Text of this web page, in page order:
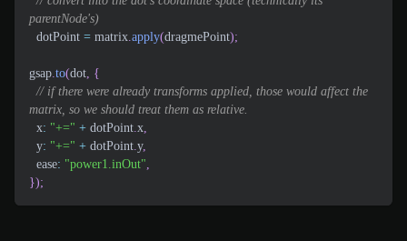
parentNode's)
  dotPoint
= matrix apply(dragmePoint);
gsap to(dot {
// if there were already transforms applied, those would affect the
matrix, so we should treat them as relative.
x: "+=" + dotPoint x
y: "+=" + dotPoint y,
ease: "power1.inOut"
});